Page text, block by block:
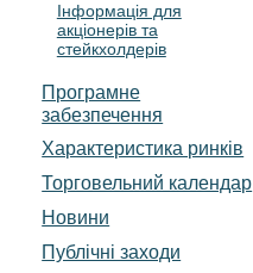
Інформація для
акціонерів та
стейкхолдерів
Програмне
забезпечення
Характеристика pинків
Торговельний календар
Новини
Публічні заходи